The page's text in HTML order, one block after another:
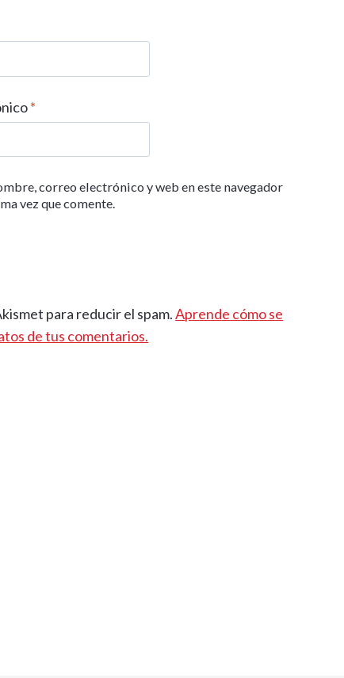
*
correo electrónico y web en este navegador
vez que comente.
para reducir el spam.Aprende cómo se
de tus comentarios.